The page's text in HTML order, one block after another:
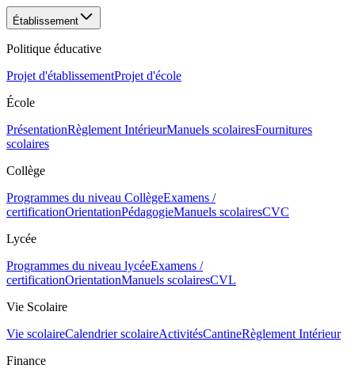
Établissement
Politique éducative
Projet d'établissementProjet d'école
École
PrésentationRèglement IntérieurManuels scolairesFournitures
scolaires
Collège
Programmes du niveau CollègeExamens /
certificationOrientationPédagogieManuels scolairesCVC
Lycée
Programmes du niveau lycéeExamens /
certificationOrientationManuels scolairesCVL
Vie Scolaire
Vie scolaireCalendrier scolaireActivitésCantineRèglement Intérieur
Finance